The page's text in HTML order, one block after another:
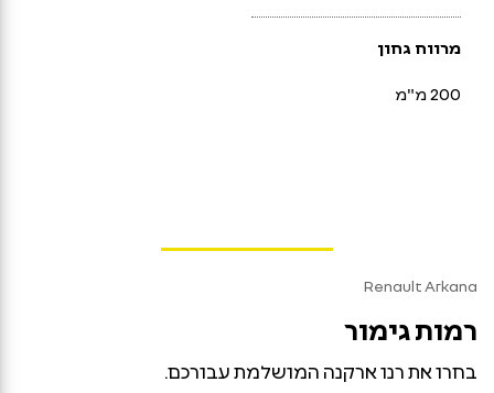
מרווח גחון
200 מ"מ
Renault Arkana
רמות גימור
בחרו את רנו ארקנה המושלמת עבורכם.